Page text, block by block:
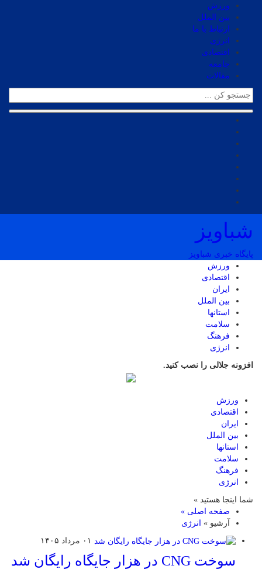
ورزش
بین الملل
ارتباط با ما
انرژی
اقتصادی
جامعه
مقالات
شباویز
پایگاه خبری شباویز
ورزش
اقتصادی
ایران
بین الملل
استانها
سلامت
فرهنگ
انرژی
افزونه جلالی را نصب کنید.
ورزش
اقتصادی
ایران
بین الملل
استانها
سلامت
فرهنگ
انرژی
شما اینجا هستید »
صفحه اصلی »
آرشیو » انرژی
۰۱ مرداد ۱۴۰۵
سوخت CNG در هزار جایگاه رایگان شد